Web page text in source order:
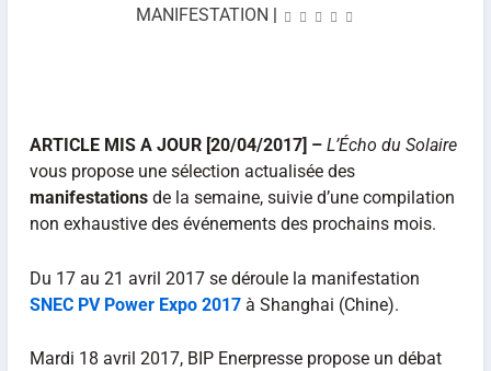
MANIFESTATION |
ARTICLE MIS A JOUR [20/04/2017] – L’Écho du Solaire
vous propose une sélection actualisée des
manifestationsde la semaine, suivie d’une compilation
non exhaustive des événements des prochains mois.
Du 17 au 21 avril 2017 se déroule la manifestation
SNEC PV Power Expo 2017à Shanghai (Chine).
Mardi 18 avril 2017, BIP Enerpresse propose un débat